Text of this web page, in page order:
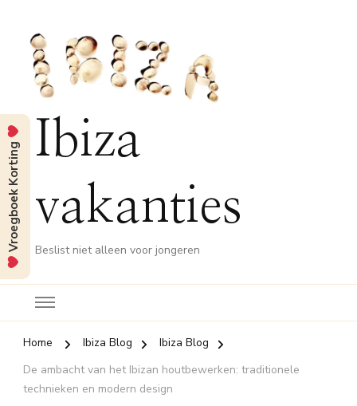
Ibiza
vakanties
Beslist niet alleen voor jongeren
Home Ibiza Blog
Ibiza Blog
De ambacht van het Ibizan houtbewerken: traditionele
technieken en modern design
Vroegboek Korting